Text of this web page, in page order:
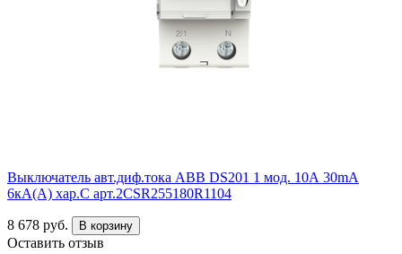
Выключатель авт.диф.тока ABB DS201 1 мод. 10А 30mA
6кА(А) хар.С арт.2CSR255180R1104
8 678 руб. В корзину
Оставить отзыв